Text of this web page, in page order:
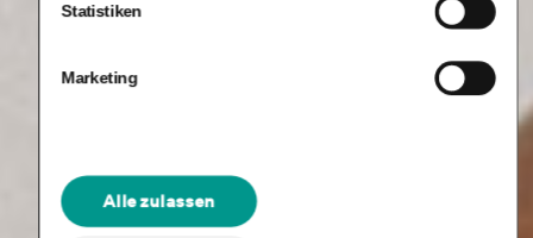
Statistiken
Marketing
Alle zulassen